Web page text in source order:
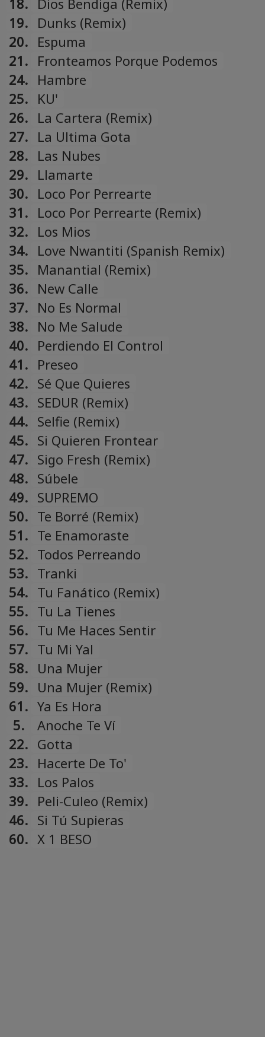
18.
Dios Bendiga (Remix)
19. Dunks (Remix)
20. Espuma
21. Fronteamos Porque Podemos
24. Hambre
25. KU'
26. La Cartera (Remix)
27. La Ultima Gota
28. Las Nubes
29. Llamarte
30. Loco Por Perrearte
31. Loco Por Perrearte (Remix)
32. Los Mios
34. Love Nwantiti (Spanish Remix)
35. Manantial (Remix)
36. New Calle
37. No Es Normal
38. No Me Salude
40. Perdiendo El Control
41. Preseo
42. Sé Que Quieres
43. SEDUR (Remix)
44. Selfie (Remix)
45. Si Quieren Frontear
47. Sigo Fresh (Remix)
48. Súbele
49. SUPREMO
50. Te Borré (Remix)
51. Te Enamoraste
52. Todos Perreando
53. Tranki
54. Tu Fanático (Remix)
55. Tu La Tienes
56. Tu Me Haces Sentir
57. Tu Mi Yal
58. Una Mujer
59. Una Mujer (Remix)
61. Ya Es Hora
5.
Anoche Te Ví
22. Gotta
23. Hacerte De To'
33. Los Palos
39. Peli-Culeo (Remix)
46. Si Tú Supieras
60. X 1 BESO